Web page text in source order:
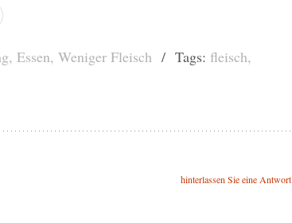
, Essen, Weniger Fleisch / Tags: fleisch,
hinterlassen Sie eine Antwort